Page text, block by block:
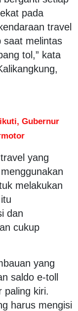
pada
travel
saat melintas
tol,” kata
Gubernur
yang
melakukan
dan
cukup
yang
saldo e-toll
paling kiri.
harus mengisi